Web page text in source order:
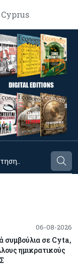
06-08-2026
συμβούλια σε Cyta,
ημικρατικούς